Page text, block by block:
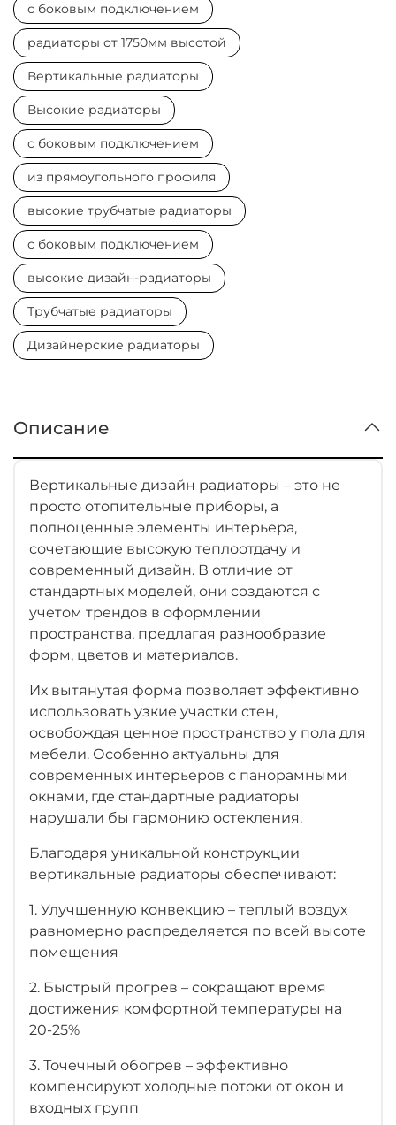
с боковым подключением
радиаторы от 1750мм высотой
Вертикальные радиаторы
Высокие радиаторы
с боковым подключением
из прямоугольного профиля
высокие трубчатые радиаторы
с боковым подключением
высокие дизайн-радиаторы
Трубчатые радиаторы
Дизайнерские радиаторы
Описание
Вертикальные дизайн радиаторы – это не
просто отопительные приборы, а
полноценные элементы интерьера,
сочетающие высокую теплоотдачу и
современный дизайн. В отличие от
стандартных моделей, они создаются с
учетом трендов в оформлении
пространства, предлагая разнообразие
форм, цветов и материалов.
Их вытянутая форма позволяет эффективно
использовать узкие участки стен,
освобождая ценное пространство у пола для
мебели. Особенно актуальны для
современных интерьеров с панорамными
окнами, где стандартные радиаторы
нарушали бы гармонию остекления.
Благодаря уникальной конструкции
вертикальные радиаторы обеспечивают:
1. Улучшенную конвекцию – теплый воздух
равномерно распределяется по всей высоте
помещения
2. Быстрый прогрев – сокращают время
достижения комфортной температуры на
20-25%
3. Точечный обогрев – эффективно
компенсируют холодные потоки от окон и
входных групп